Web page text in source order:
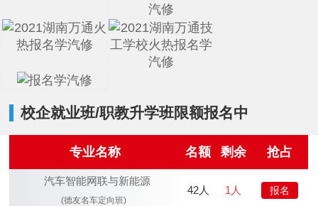
校企就业班/职教升学班限额报名中
专业名称 名额 剩余 抢占
汽车智能网联与新能源
(德友名车定向班)
42人 1人 报名